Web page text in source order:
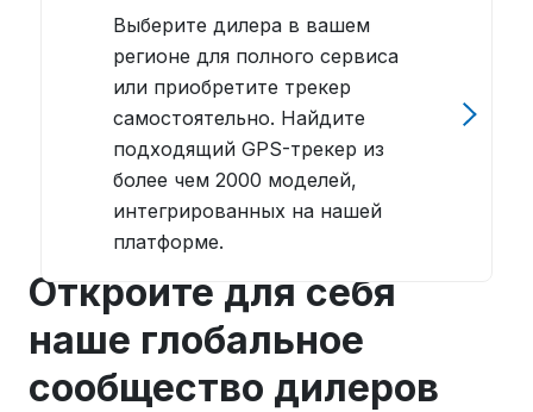
Выберите дилера в вашем
регионе для полного сервиса
или приобретите трекер
самостоятельно. Найдите
подходящий GPS-трекер из
более чем 2000 моделей,
интегрированных на нашей
платформе.
Откройте для себя
наше глобальное
сообщество дилеров